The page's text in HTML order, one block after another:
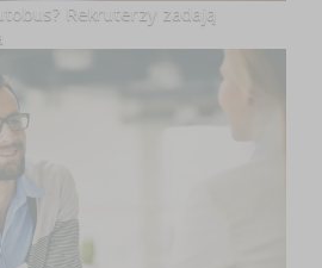
Rekruterzy zadają